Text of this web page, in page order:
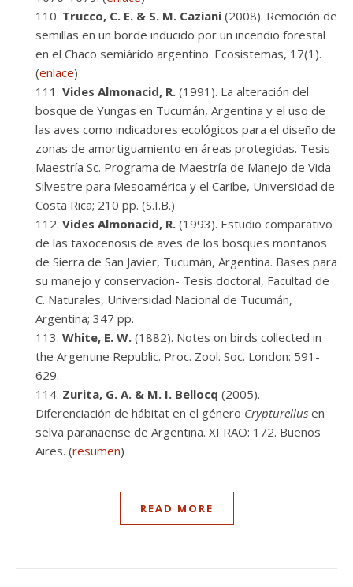
Trucco, C. E. & S. M. Caziani (2008). Remoción de
semillas en un borde inducido por un incendio forestal
en el Chaco semiárido argentino. Ecosistemas, 17(1).
(enlace)
Vides Almonacid, R. (1991). La alteración del
bosque de Yungas en Tucumán, Argentina y el uso de
las aves como indicadores ecológicos para el diseño de
zonas de amortiguamiento en áreas protegidas. Tesis
Maestría Sc. Programa de Maestría de Manejo de Vida
Silvestre para Mesoamérica y el Caribe, Universidad de
Costa Rica; 210 pp. (S.I.B.)
Vides Almonacid, R. (1993). Estudio comparativo
de las taxocenosis de aves de los bosques montanos
de Sierra de San Javier, Tucumán, Argentina. Bases para
su manejo y conservación- Tesis doctoral, Facultad de
C. Naturales, Universidad Nacional de Tucumán,
Argentina; 347 pp.
White, E. W. (1882). Notes on birds collected in
the Argentine Republic. Proc. Zool. Soc. London: 591-
629.
Zurita, G. A. & M. I. Bellocq (2005).
Diferenciación de hábitat en el género Crypturellus en
selva paranaense de Argentina. XI RAO: 172. Buenos
Aires. (resumen)
READ MORE